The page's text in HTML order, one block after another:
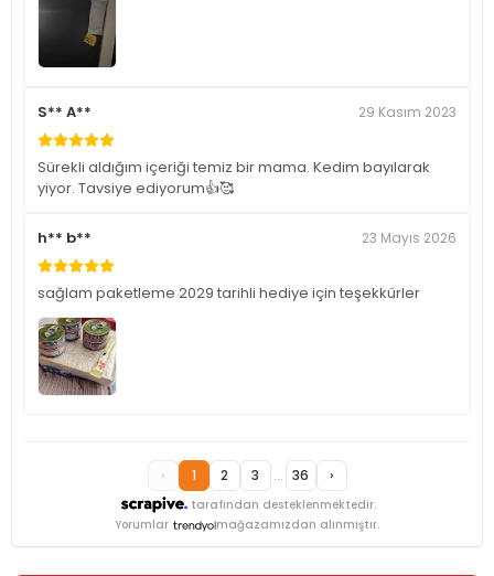
S** A** 29 Kasım 2023
Sürekli aldığım içeriği temiz bir mama. Kedim bayılarak
yiyor. Tavsiye ediyorum👍🥰
h** b** 23 Mayıs 2026
sağlam paketleme 2029 tarihli hediye için teşekkürler
tarafından desteklenmektedir.
‹ 1 2 3 ... 36 ›
Yorumlar mağazamızdan alınmıştır.